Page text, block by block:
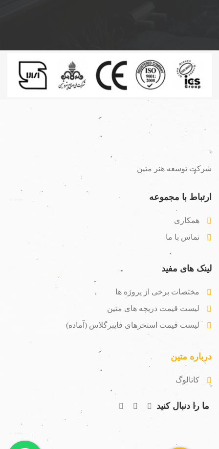
شرکت توسعه هنر متین
ارتباط با مجموعه
همکاری
تماس با ما
لینک های مفید
مختصات برخی از پروژه ها
لیست قیمت دریچه های متین
لیست قیمت استخرهای فایبرگلاس (آماده)
درباره متین
کاتالوگ
ما را دنبال کنید